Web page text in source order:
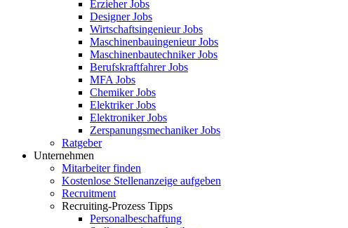
Erzieher Jobs
Designer Jobs
Wirtschaftsingenieur Jobs
Maschinenbauingenieur Jobs
Maschinenbautechniker Jobs
Berufskraftfahrer Jobs
MFA Jobs
Chemiker Jobs
Elektriker Jobs
Elektroniker Jobs
Zerspanungsmechaniker Jobs
Ratgeber
Unternehmen
Mitarbeiter finden
Kostenlose Stellenanzeige aufgeben
Recruitment
Recruiting-Prozess Tipps
Personalbeschaffung